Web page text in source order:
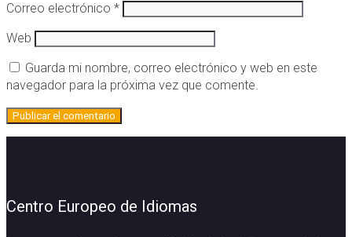
Correo electrónico *
Web
Guarda mi nombre, correo electrónico y web en este
navegador para la próxima vez que comente.
Centro Europeo de Idiomas